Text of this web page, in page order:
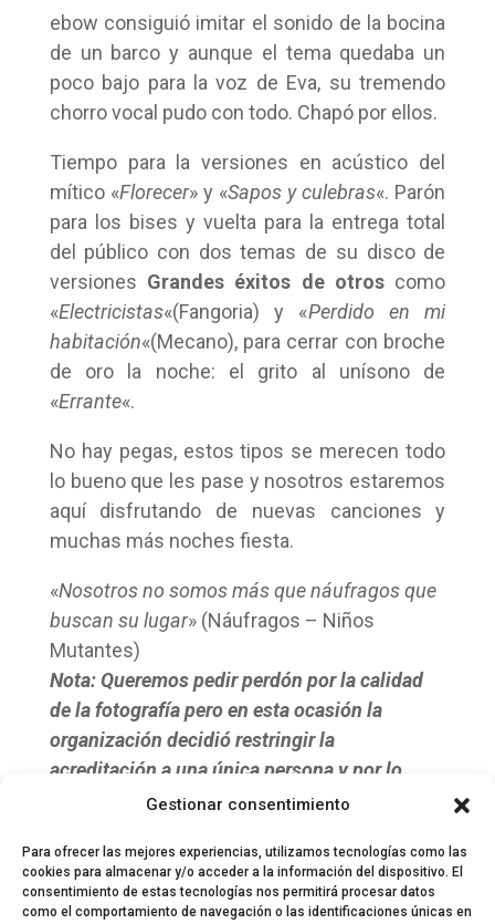
Gestionar consentimiento
Para ofrecer las mejores experiencias, utilizamos tecnologías como las
cookies para almacenar y/o acceder a la información del dispositivo. El
consentimiento de estas tecnologías nos permitirá procesar datos
como el comportamiento de navegación o las identificaciones únicas en
ebow consiguió imitar el sonido de la bocina
de un barco y aunque el tema quedaba un
poco bajo para la voz de Eva, su tremendo
chorro vocal pudo con todo. Chapó por ellos.
Tiempo para la versiones en acústico del
mítico «Florecer» y «Sapos y culebras«. Parón
para los bises y vuelta para la entrega total
del público con dos temas de su disco de
versiones Grandes éxitos de otros como
«Electricistas«(Fangoria) y «Perdido en mi
habitación«(Mecano), para cerrar con broche
de oro la noche: el grito al unísono de
«Errante«.
No hay pegas, estos tipos se merecen todo
lo bueno que les pase y nosotros estaremos
aquí disfrutando de nuevas canciones y
muchas más noches fiesta.
«Nosotros no somos más que náufragos que
buscan su lugar» (Náufragos – Niños
Mutantes)
Nota: Queremos pedir perdón por la calidad
de la fotografía pero en esta ocasión la
organización decidió restringir la
acreditación a una única persona y por lo
tanto no pudimos contar con nuestra